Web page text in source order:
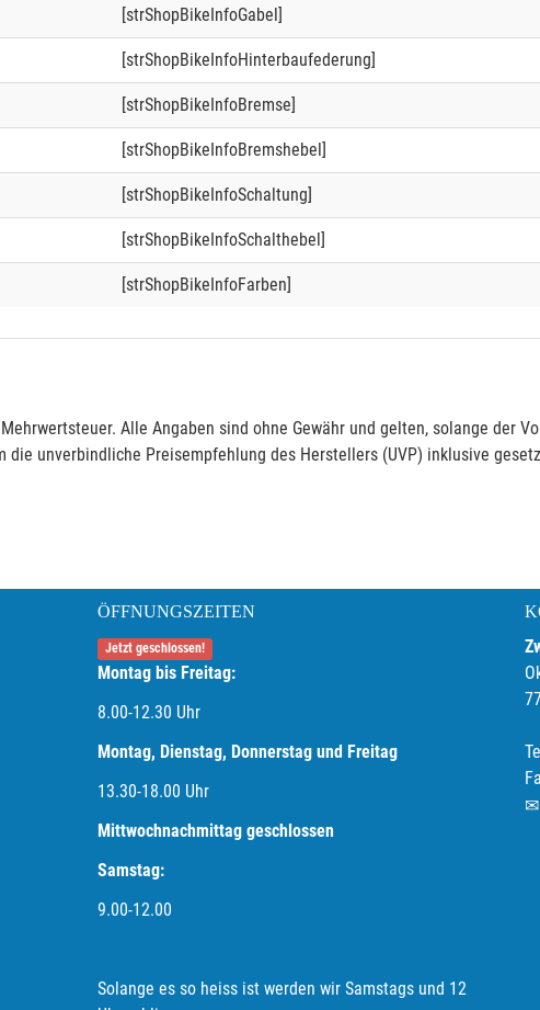
[strShopBikeInfoGabel]
[strShopBikeInfoHinterbaufederung]
[strShopBikeInfoBremse]
[strShopBikeInfoBremshebel]
[strShopBikeInfoSchaltung]
[strShopBikeInfoSchalthebel]
[strShopBikeInfoFarben]
Alle Angaben sind ohne Gewähr und gelten, solange der
unverbindliche Preisempfehlung des Herstellers (UVP) inklusive
ÖFFNUNGSZEITEN
Jetzt geschlossen!
Montag bis Freitag:
8.00-12.30 Uhr
Montag, Dienstag, Donnerstag und Freitag
13.30-18.00 Uhr
Mittwochnachmittag geschlossen
Samstag:
9.00-12.00
Solange es so heiss ist werden wir Samstags und 12